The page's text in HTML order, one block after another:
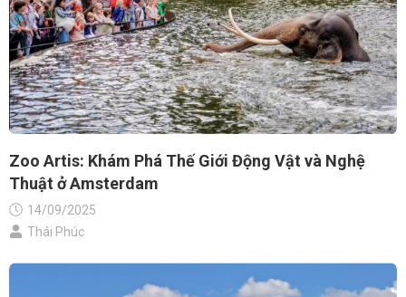
Zoo Artis: Khám Phá Thế Giới Động Vật và Nghệ
Thuật ở Amsterdam
14/09/2025
Thái Phúc